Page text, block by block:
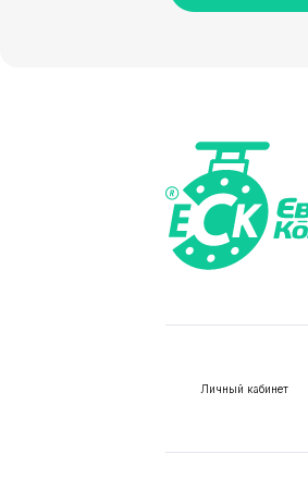
Личный кабинет